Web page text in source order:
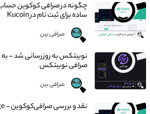
ساده برای ثبت نام در Kucoin
صرافی بین
نوبیتکس به روزرسانی شد – به
صرافی نوبیتکس
صرافی بین
نقد و بررسی صرافی‌کوکوین – Kucoin Exchange